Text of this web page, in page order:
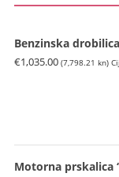
Benzinska
€1,035.00 (7,798.21 kn)
Motorna prskalica